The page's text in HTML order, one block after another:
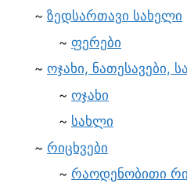
ზედსართავი სახელი
ფერები
ოჯახი, ნათესავები,
ოჯახი
სახლი
რიცხვები
რაოდენობითი